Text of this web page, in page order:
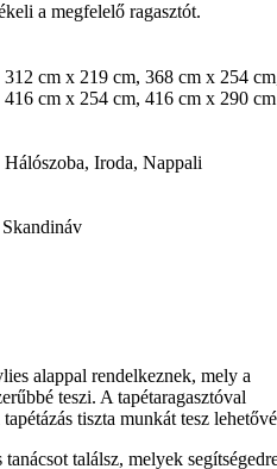
a megfelelő ragasztót.
cm x 219 cm, 368 cm x 254
cm x 254 cm, 416 cm x 290 cm
Iroda, Nappali
alappal rendelkeznek, mely a
teszi. A tapétaragasztóval
tiszta munkát tesz
találsz, melyek